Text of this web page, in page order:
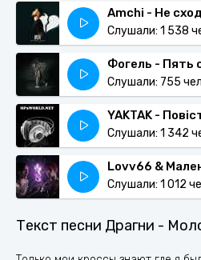
Amchi - Не
Слушали: 1 538
Фогель - Пять
Слушали: 755
YAKTAK -
Слушали: 1 342
Слушали: 1 012
Текст песни Драгни -